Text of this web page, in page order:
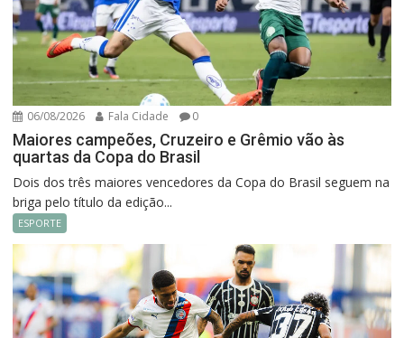
06/08/2026 Fala Cidade 0
Maiores campeões, Cruzeiro e Grêmio vão às
quartas da Copa do Brasil
Dois dos três maiores vencedores da Copa do Brasil seguem na
briga pelo título da edição...
ESPORTE